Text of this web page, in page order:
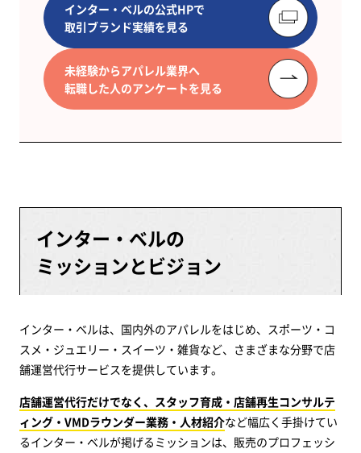
インター・ベルの公式HPで
取引ブランド実績を見る
未経験からアパレル業界へ
転職した人のアンケートを見る
インター・ベルの
ミッションとビジョン
インター・ベルは、国内外のアパレルをはじめ、スポーツ・コ
スメ・ジュエリー・スイーツ・雑貨など、さまざまな分野で店
舗運営代行サービスを提供しています。
店舗運営代行だけでなく、スタッフ育成・店舗再生コンサルテ
ィング・VMDラウンダー業務・人材紹介など幅広く手掛けてい
るインター・ベルが掲げるミッションは、販売のプロフェッシ